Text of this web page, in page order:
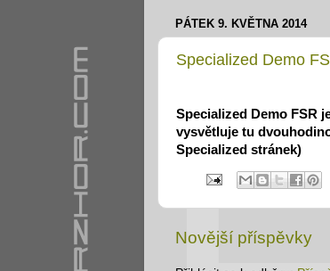
PÁTEK 9. KVĚTNA 2014
Specialized Demo
Specialized Demo FSR
vysvětluje tu
Specialized stránek)
Novější příspěvky